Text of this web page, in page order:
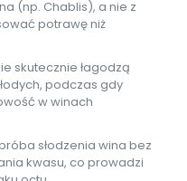
(np. Chablis), a nie z
potrawę niż
skutecznie łagodzą
podczas gdy
w winach
słodzenia wina bez
kwasu, co prowadzi